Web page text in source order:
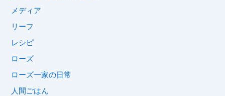
メディア
リーフ
レシピ
ローズ
ローズ一家の日常
人間ごはん